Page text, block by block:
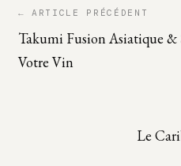
← ARTICLE PRÉCÉDENT
Takumi Fusion Asiatique
Votre Vin
Le